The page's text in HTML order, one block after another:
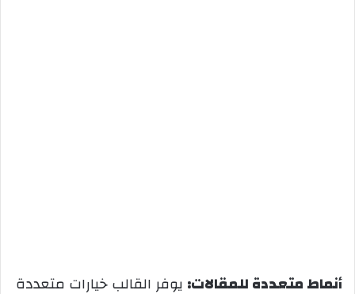
أنماط متعددة للمقالات: يوفر القالب خيارات متعددة